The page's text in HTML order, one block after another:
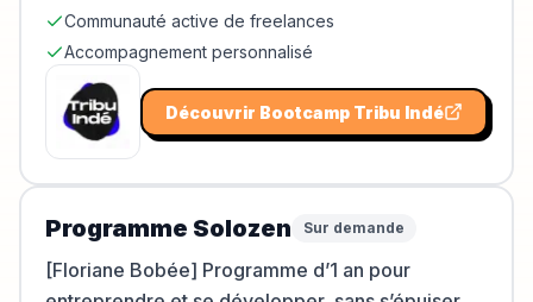
Communauté active de freelances
Accompagnement personnalisé
Découvrir Bootcamp Tribu Indé
Programme Solozen Sur demande
[Floriane Bobée] Programme d’1 an pour